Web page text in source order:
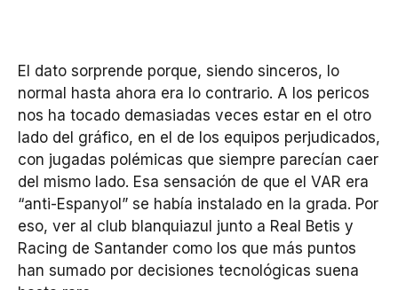
El dato sorprende porque, siendo sinceros, lo
normal hasta ahora era lo contrario. A los pericos
nos ha tocado demasiadas veces estar en el otro
lado del gráfico, en el de los equipos perjudicados,
con jugadas polémicas que siempre parecían caer
del mismo lado. Esa sensación de que el VAR era
“anti-Espanyol” se había instalado en la grada. Por
eso, ver al club blanquiazul junto a Real Betis y
Racing de Santander como los que más puntos
han sumado por decisiones tecnológicas suena